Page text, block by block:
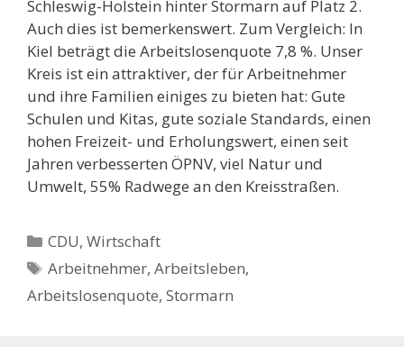
Schleswig-Holstein hinter Stormarn auf Platz 2.
Auch dies ist bemerkenswert. Zum Vergleich: In
Kiel beträgt die Arbeitslosenquote 7,8 %. Unser
Kreis ist ein attraktiver, der für Arbeitnehmer
und ihre Familien einiges zu bieten hat: Gute
Schulen und Kitas, gute soziale Standards, einen
hohen Freizeit- und Erholungswert, einen seit
Jahren verbesserten ÖPNV, viel Natur und
Umwelt, 55% Radwege an den Kreisstraßen.
Kategorien
CDU,Wirtschaft
Schlagwörter
Arbeitnehmer,Arbeitsleben,
Arbeitslosenquote, Stormarn